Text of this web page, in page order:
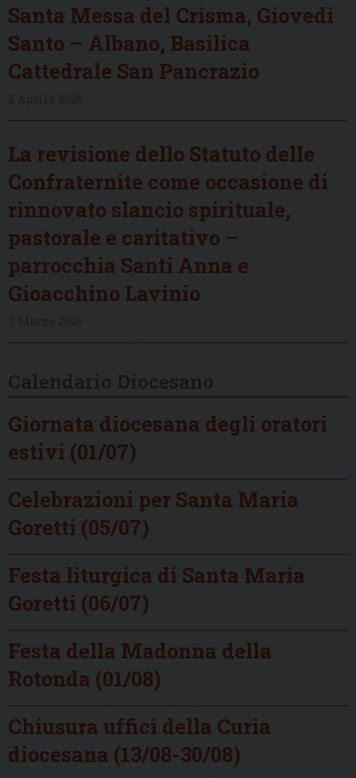
Santa Messa del Crisma, Giovedì
Santo – Albano, Basilica
Cattedrale San Pancrazio
La revisione dello Statuto delle
Confraternite come occasione di
rinnovato slancio spirituale,
pastorale e caritativo –
parrocchia Santi Anna e
Gioacchino Lavinio
Giornata diocesana degli oratori
estivi (01/07)
Celebrazioni per Santa Maria
Goretti (05/07)
Festa liturgica di Santa Maria
Goretti (06/07)
Festa della Madonna della
Rotonda (01/08)
Chiusura uffici della Curia
diocesana (13/08-30/08)